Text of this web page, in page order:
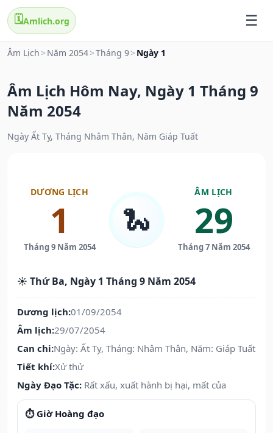
🗓️Amlich.org
Âm Lịch > Năm 2054>Tháng 9> Ngày 1
Âm Lịch Hôm Nay, Ngày 1 Tháng 9
Năm 2054
Ngày Ất Tỵ, Tháng Nhâm Thân, Năm Giáp Tuất
DƯƠNG LỊCH
1
Tháng 9 Năm 2054
🐍
ÂM LỊCH
29
Tháng 7 Năm 2054
☀️ Thứ Ba, Ngày 1 Tháng 9 Năm 2054
Dương lịch:01/09/2054
Âm lịch:29/07/2054
Can chi:Ngày: Ất Tỵ, Tháng: Nhâm Thân, Năm: Giáp Tuất
Tiết khí:Xử thử
Ngày Đạo Tặc: Rất xấu, xuất hành bị hại, mất của
⏱️ Giờ Hoàng đạo